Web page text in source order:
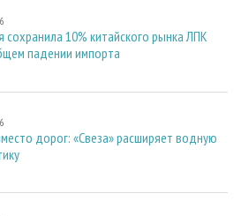
сохранила 10% китайского рынка ЛПК
падении импорта
дорог: «Свеза» расширяет водную